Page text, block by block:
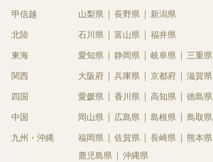
甲信越 山梨県 長野県 新潟県
北陸 石川県 富山県 福井県
東海 愛知県 静岡県 岐阜県 三重県
関西 大阪府 兵庫県 京都府 滋賀県
四国 愛媛県 香川県 高知県 徳島県
中国 岡山県 広島県 島根県 鳥取県
九州・沖縄 福岡県 佐賀県 長崎県 熊本県
鹿児島県
沖縄県